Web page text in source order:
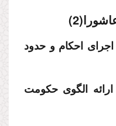
احكام و حدود
الگوى حكومت